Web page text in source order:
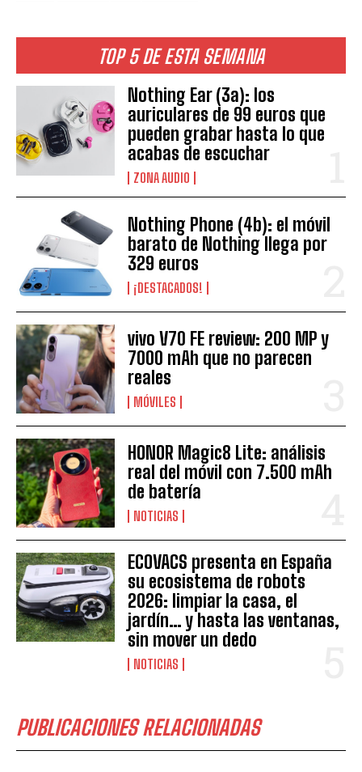
TOP 5 DE ESTA SEMANA
Nothing Ear (3a): los
auriculares de 99 euros que
pueden grabar hasta lo que
acabas de escuchar
ZONA AUDIO
Nothing Phone (4b): el móvil
barato de Nothing llega por
329 euros
¡DESTACADOS!
vivo V70 FE review: 200 MP y
7000 mAh que no parecen
reales
MÓVILES
HONOR Magic8 Lite: análisis
real del móvil con 7.500 mAh
de batería
NOTICIAS
ECOVACS presenta en España
su ecosistema de robots
2026: limpiar la casa, el
jardín… y hasta las ventanas,
sin mover un dedo
NOTICIAS
PUBLICACIONES RELACIONADAS